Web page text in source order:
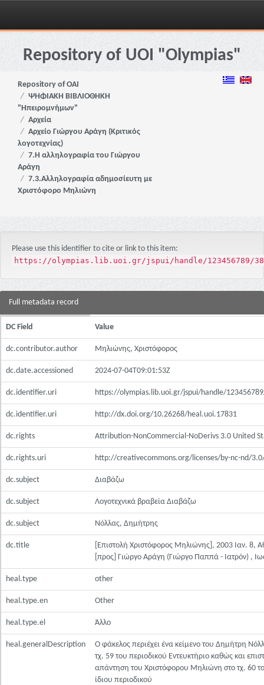
Skip
navigationRepository of UOI "Olympias"
Repository of OAI
ΨΗΦΙΑΚΗ ΒΙΒΛΙΟΘΗΚΗ
"Ηπειρομνήμων"
Αρχεία
Αρχείο Γιώργου Αράγη (Κριτικός
λογοτεχνίας)
7.Η αλληλογραφία του Γιώργου
Αράγη
7.3.Αλληλογραφία αδημοσίευτη με
Χριστόφορο Μηλιώνη
Please use this identifier to cite or link to this item:
https://olympias.lib.uoi.gr/jspui/handle/123456789/
Full metadata record
DC Field Value
dc.contributor.author Μηλιώνης, Χριστόφορος
dc.date.accessioned 2024-07-04T09:01:53Z
dc.identifier.uri https://olympias.lib.uoi.gr/jspui/handle/
dc.identifier.uri http://dx.doi.org/10.26268/heal.uoi.17831
dc.rights Attribution-NonCommercial-NoDerivs 3.0 United
dc.rights.uri http://creativecommons.org/licenses/by-nc-nd/
dc.subject Διαβάζω
dc.subject Λογοτεχνικά βραβεία Διαβάζω
dc.subject Νόλλας, Δημήτρης
dc.title
[Επιστολή Χριστόφορος Μηλιώνης], 2003 Ιαν. 8,
[προς] Γιώργο Αράγη (Γιώργο Παππά - Ιατρόν) ,
heal.type other
heal.type.en Other
heal.type.el Άλλο
heal.generalDescription
Ο φάκελος περιέχει ένα κείμενο του Δημήτρη
τχ. 59 του περιοδικού Εντευκτήριο καθώς και
απάντηση του Χριστόφορου Μηλιώνη στο τχ. 60
ίδιου περιοδικού